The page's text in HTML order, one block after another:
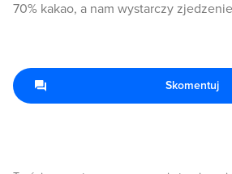
70% kakao, a nam wystarczy
Skomentuj